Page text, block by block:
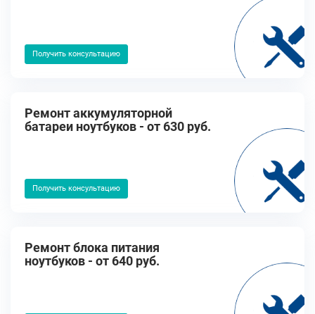
Получить консультацию
Ремонт аккумуляторной
батареи ноутбуков - от 630 руб.
Получить консультацию
Ремонт блока питания
ноутбуков - от 640 руб.